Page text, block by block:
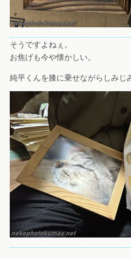
そうですよねぇ。
お焦げも今や懐かしい。
純平くんを膝に乗せながらしみじ